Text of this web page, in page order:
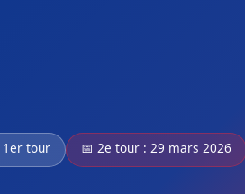
1er tour 📅 2e tour : 29 mars 2026